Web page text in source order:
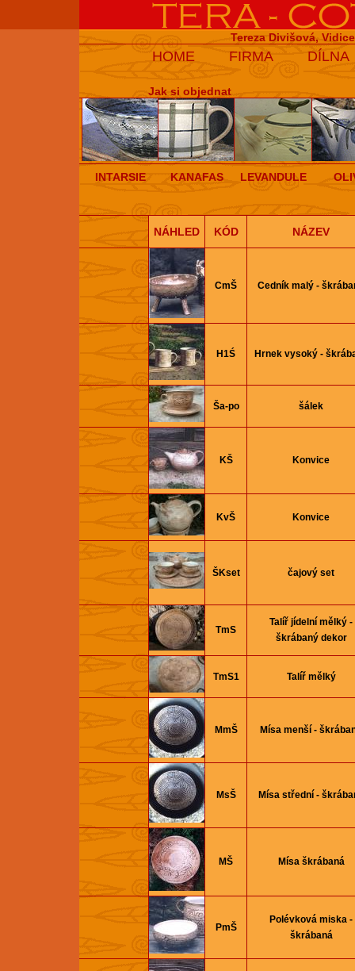
Tereza Divišová,
HOME FIRMA DÍLNA
Jak si objednat
INTARSIE KANAFAS LEVANDULE
NÁHLED KÓD NÁZEV
CmŠ Cedník malý -
H1Ś Hrnek vysoký -
Ša-po šálek
KŠ Konvice
KvŠ Konvice
ŠKset čajový set
TmS
Talíř jí­delní­ mělký -
škrábaný dekor
TmS1 Talíř mělký
MmŠ Mísa menší -
MsŠ Mísa střední -
MŠ Mísa škrábaná
PmŠ
Polévková miska -
škrábaná